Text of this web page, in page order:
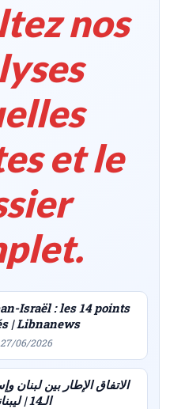
nos
et le
Israël : les 14 points
| Libnanews
27/06/2026
الاتفاق الإطار بين لبنان
الـ14 | ليبنانيوز